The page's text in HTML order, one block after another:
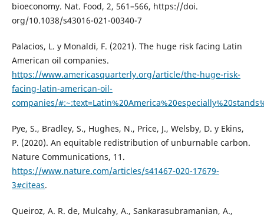
bioeconomy. Nat. Food, 2, 561–566, https://doi.
org/10.1038/s43016-021-00340-7
Palacios, L. y Monaldi, F. (2021). The huge risk facing Latin
American oil companies.
https://www.americasquarterly.org/article/the-huge-risk-
facing-latin-american-oil-
companies/
Pye, S., Bradley, S., Hughes, N., Price, J., Welsby, D. y Ekins,
P. (2020). An equitable redistribution of unburnable carbon.
Nature Communications, 11.
https://www.nature.com/articles/s41467-020-17679-
3#citeas.
Queiroz, A. R. de, Mulcahy, A., Sankarasubramanian, A.,